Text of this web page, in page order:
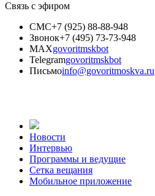
Связь с эфиром
СМС+7 (925) 88-88-948
Звонок+7 (495) 73-73-948
MAXgovoritmskbot
Telegramgovoritmskbot
Письмоinfo@govoritmoskva.ru
Новости
Интервью
Программы и ведущие
Сетка вещания
Мобильное приложение